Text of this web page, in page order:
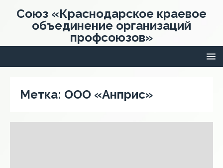
Союз «Краснодарское краевое
объединение организаций
профсоюзов»
Метка: ООО «Анприс»